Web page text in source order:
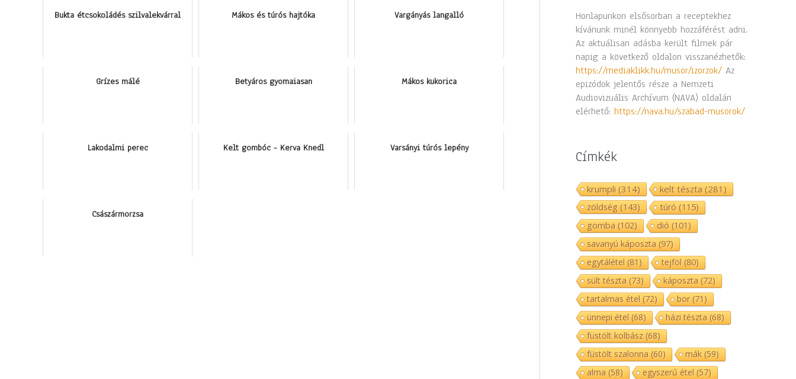
Bukta étcsokoládés szilvalekvárral Mákos és túrós hajtóka Vargányás langalló
Grízes málé Betyáros gyomaiasan Mákos kukorica
Lakodalmi perec Kelt gombóc - Kerva Knedl Varsányi túrós lepény
Császármorzsa
Honlapunkon elsősorban a receptekhez
kívánunk minél könnyebb hozzáférést adni.
Az aktuálisan adásba került filmek pár
napig a következő oldalon visszanézhetők:
https://mediaklikk.hu/musor/izorzok/ Az
epizódok jelentős része a Nemzeti
Audiovizuális Archívum (NAVA) oldalán
elérhető: https://nava.hu/szabad-musorok/
Címkék
krumpli(314) kelt tészta(281)
zöldség(143) túró (115)
gomba (102) dió (101)
savanyú káposzta (97)
egytálétel (81) tejföl (80)
sült tészta (73) káposzta (72)
tartalmas étel (72) bor(71)
ünnepi étel (68) házi tészta (68)
füstölt kolbász(68)
füstölt szalonna (60) mák(59)
alma (58) egyszerű étel (57)